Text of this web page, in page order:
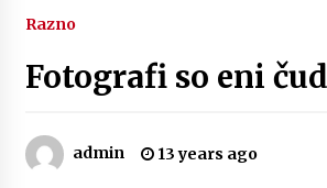
1 week ago
Fotografije, ki
dne
Razno
Fotografi so eni
admin 13 years ago